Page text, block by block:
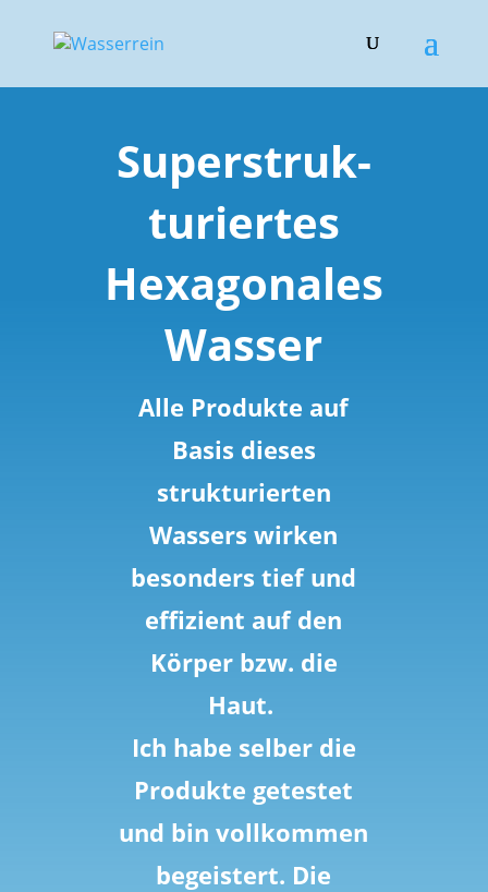
Superstruk­
turiertes
Hexagonales
Wasser
Alle Produkte auf
Basis dieses
strukturierten
Wassers wirken
besonders tief und
effizient auf den
Körper bzw. die
Haut.
Ich habe selber die
Produkte getestet
und bin vollkommen
begeistert. Die